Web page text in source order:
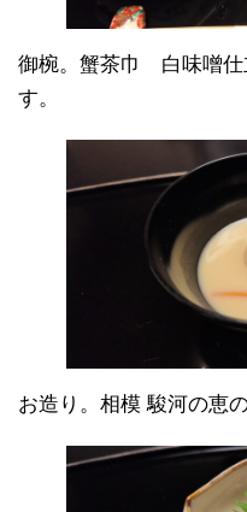
御椀。蟹茶巾 白味噌仕
す。
お造り。相模 駿河の